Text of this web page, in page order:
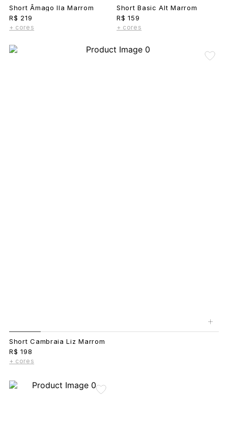
Short Âmago Ila Marrom
R$ 219
+ cores
Short Basic Alt Marrom
R$ 159
+ cores
+
Short Cambraia Liz Marrom
R$ 198
+ cores